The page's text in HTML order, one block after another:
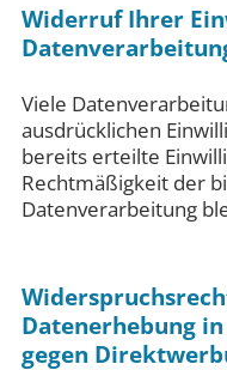
Widerruf Ihrer
Viele
ausdrücklichen
bereits erteilte
Rechtmäßigkeit der
Datenverarbeitung
Datenerhebung
gegen